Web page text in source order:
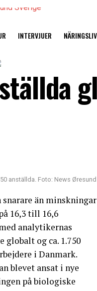
INTERVJUER NÄRINGSLIV
anställda. Foto: News Øresund
än minskningar
16,3 till 16,6
analytikernas
globalt og ca. 1.750
i Danmark.
blevet ansat i nye
på biologiske